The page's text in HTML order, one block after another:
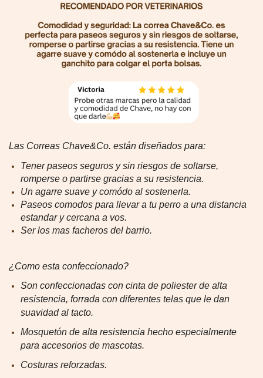
Las Correas Chave&Co. están diseñados para:
Tener paseos seguros y sin riesgos de soltarse,
romperse o partirse gracias a su resistencia.
Un agarre suave y comódo al sostenerla.
Paseos comodos para llevar a tu perro a una distancia
estandar y cercana a vos.
Ser los mas facheros del barrio.
¿Como esta confeccionado?
Son confeccionadas con cinta de poliester de alta
resistencia, forrada con diferentes telas que le dan
suavidad al tacto.
Mosquetón de alta resistencia hecho especialmente
para accesorios de mascotas.
Costuras reforzadas.